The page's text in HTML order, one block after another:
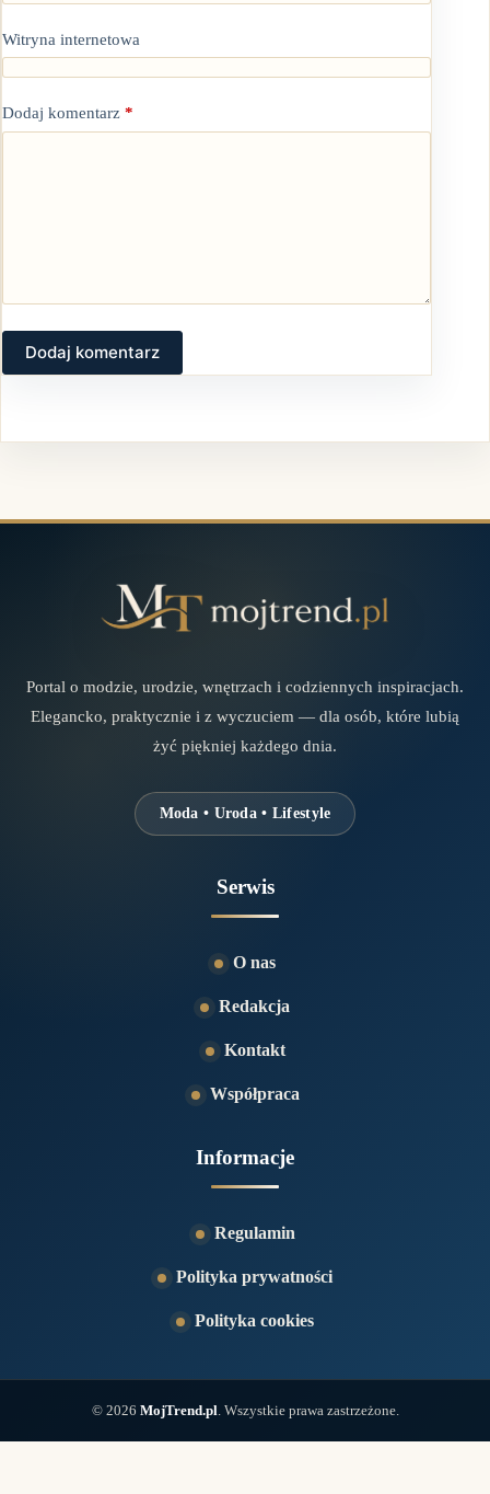
Witryna internetowa
Dodaj komentarz *
Dodaj komentarz
Portal o modzie, urodzie, wnętrzach i codziennych inspiracjach.
Elegancko, praktycznie i z wyczuciem — dla osób, które lubią
żyć piękniej każdego dnia.
Moda • Uroda • Lifestyle
Serwis
O nas
Redakcja
Kontakt
Współpraca
Informacje
Regulamin
Polityka prywatności
Polityka cookies
© 2026 MojTrend.pl . Wszystkie prawa zastrzeżone.